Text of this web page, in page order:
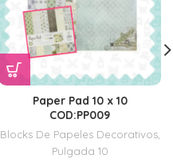
Paper Pad 10 x 10
COD:PP009
Blocks De Papeles Decorativos,
Pulgada 10